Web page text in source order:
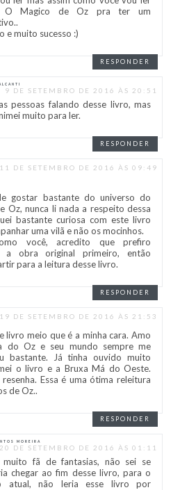
O Magico de Oz pra ter um
e muito sucesso :)
RESPONDER
9 DE SETEMBRO DE 2016 ÀS 20:51
pessoas falando desse livro, mas
muito para ler.
RESPONDER
11 DE SETEMBRO DE 2016 ÀS 09:49
gostar bastante do universo do
Oz, nunca li nada a respeito dessa
bastante curiosa com este livro
uma vilã e não os mocinhos.
você, acredito que prefiro
a obra original primeiro, então
para a leitura desse livro.
RESPONDER
19 DE SETEMBRO DE 2016 ÀS 21:53
livro meio que é a minha cara. Amo
do Oz e seu mundo sempre me
bastante. Já tinha ouvido muito
o livro e a Bruxa Má do Oeste.
resenha. Essa é uma ótima releitura
de Oz..
RESPONDER
MOREIRA
20 DE SETEMBRO DE 2016 ÀS 01:11
muito fã de fantasias, não sei se
chegar ao fim desse livro, para o
atual, não leria esse livro por